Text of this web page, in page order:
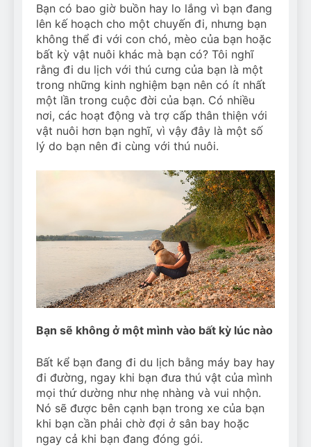
Bạn có bao giờ buồn hay lo lắng vì bạn đang
lên kế hoạch cho một chuyến đi, nhưng bạn
không thể đi với con chó, mèo của bạn hoặc
bất kỳ vật nuôi khác mà bạn có? Tôi nghĩ
rằng đi du lịch với thú cưng của bạn là một
trong những kinh nghiệm bạn nên có ít nhất
một lần trong cuộc đời của bạn. Có nhiều
nơi, các hoạt động và trợ cấp thân thiện với
vật nuôi hơn bạn nghĩ, vì vậy đây là một số
lý do bạn nên đi cùng với thú nuôi.
Bạn sẽ không ở một mình vào bất kỳ lúc nào
Bất kể bạn đang đi du lịch bằng máy bay hay
đi đường, ngay khi bạn đưa thú vật của mình
mọi thứ dường như nhẹ nhàng và vui nhộn.
Nó sẽ được bên cạnh bạn trong xe của bạn
khi bạn cần phải chờ đợi ở sân bay hoặc
ngay cả khi bạn đang đóng gói.